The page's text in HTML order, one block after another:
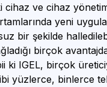
cihaz ve cihaz
yeni
bir şekilde
birçok
ki IGEL, birçok
yüzlerce, binlerce